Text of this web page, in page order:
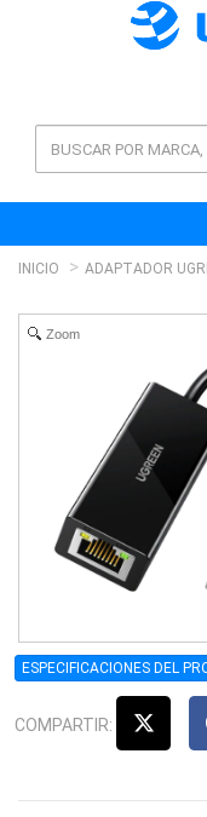
INICIO ADAPTADOR
Zoom
ESPECIFICACIONES DEL
COMPARTIR: